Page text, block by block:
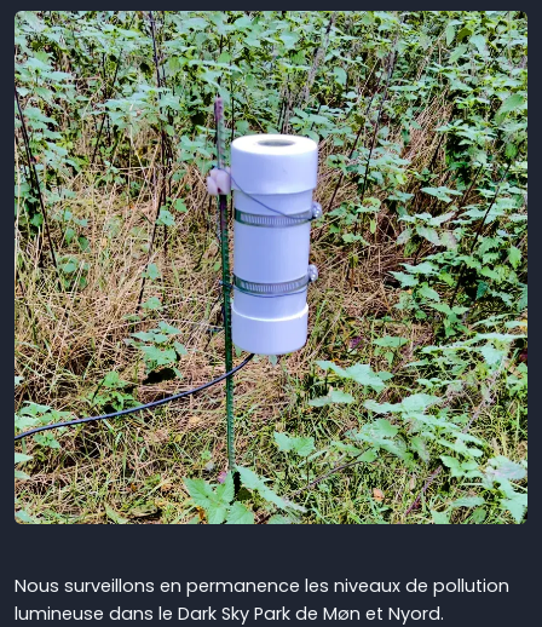
Nous surveillons en permanence les niveaux de pollution
lumineuse dans le Dark Sky Park de Møn et Nyord.